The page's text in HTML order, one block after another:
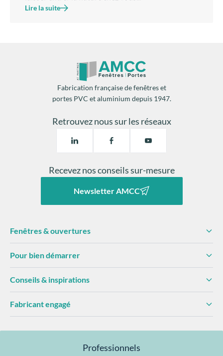
Lire la suite
Fabrication française de fenêtres et
portes PVC et aluminium depuis 1947.
Retrouvez nous sur les réseaux
Recevez nos conseils sur-mesure
Newsletter AMCC
Fenêtres & ouvertures
Pour bien démarrer
Conseils & inspirations
Fabricant engagé
Professionnels